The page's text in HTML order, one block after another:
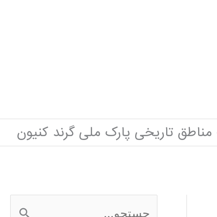
مناطق تاریخی پارک ملی گرند کنیون